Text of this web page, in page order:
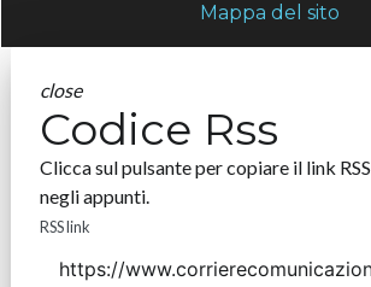
Mappa del sito
close
Codice Rss
Clicca sul pulsante per copiare il link RSS
negli appunti.
RSS link